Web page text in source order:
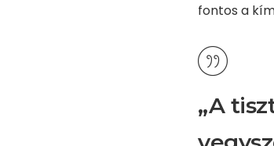
fontos a
„A